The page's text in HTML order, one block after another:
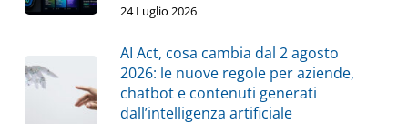
24 Luglio 2026
AI Act, cosa cambia dal 2 agosto
2026: le nuove regole per aziende,
chatbot e contenuti generati
dall’intelligenza artificiale